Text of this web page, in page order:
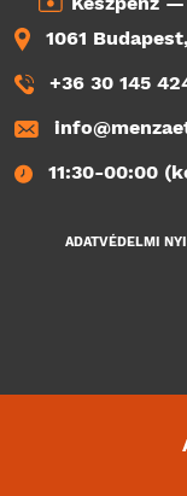
1061
+36 30 145
11:30-00:00
ADATVÉDELMI